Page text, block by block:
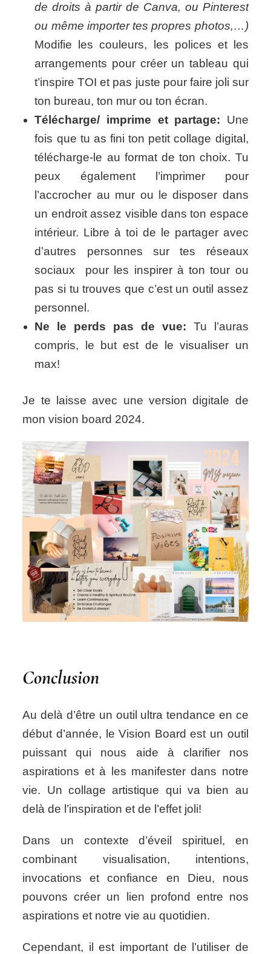
de droits à partir de Canva, ou Pinterest
ou même importer tes propres photos,…)
Modifie les couleurs, les polices et les
arrangements pour créer un tableau qui
t’inspire TOI et pas juste pour faire joli sur
ton bureau, ton mur ou ton écran.
Télécharge/ imprime et partage: Une
fois que tu as fini ton petit collage digital,
télécharge-le au format de ton choix. Tu
peux également l’imprimer pour
l’accrocher au mur ou le disposer dans
un endroit assez visible dans ton espace
intérieur. Libre à toi de le partager avec
d’autres personnes sur tes réseaux
sociaux pour les inspirer à ton tour ou
pas si tu trouves que c’est un outil assez
personnel.
Ne le perds pas de vue: Tu l’auras
compris, le but est de le visualiser un
max!
Je te laisse avec une version digitale de
mon vision board 2024.
Conclusion
Au delà d’être un outil ultra tendance en ce
début d’année, le Vision Board est un outil
puissant qui nous aide à clarifier nos
aspirations et à les manifester dans notre
vie. Un collage artistique qui va bien au
delà de l’inspiration et de l’effet joli!
Dans un contexte d’éveil spirituel, en
combinant visualisation, intentions,
invocations et confiance en Dieu, nous
pouvons créer un lien profond entre nos
aspirations et notre vie au quotidien.
Cependant, il est important de l’utiliser de